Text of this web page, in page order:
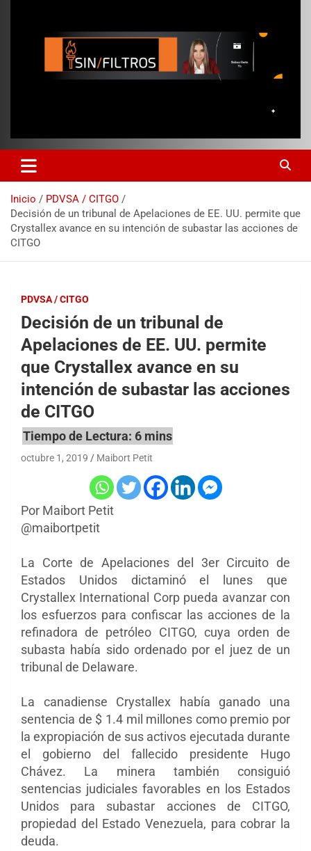
Inicio
PDVSA / CITGO
Decisión de un tribunal de Apelaciones de EE. UU. permite que
Crystallex avance en su intención de subastar las acciones de
CITGO
PDVSA / CITGO
Decisión de un tribunal de
Apelaciones de EE. UU. permite
que Crystallex avance en su
intención de subastar las acciones
de CITGO
octubre 1, 2019 Maibort Petit
Por Maibort Petit
@maibortpetit
La Corte de Apelaciones del 3er Circuito de
Estados Unidos dictaminó el lunes que
Crystallex International Corp pueda avanzar con
los esfuerzos para confiscar las acciones de la
refinadora de petróleo CITGO, cuya orden de
subasta había sido ordenado por el juez de un
tribunal de Delaware.
La canadiense Crystallex había ganado una
sentencia de $ 1.4 mil millones como premio por
la expropiación de sus activos ejecutada durante
el gobierno del fallecido presidente Hugo
Chávez. La minera también consiguió
sentencias judiciales favorables en los Estados
Unidos para subastar acciones de CITGO,
propiedad del Estado Venezuela, para cobrar la
deuda.